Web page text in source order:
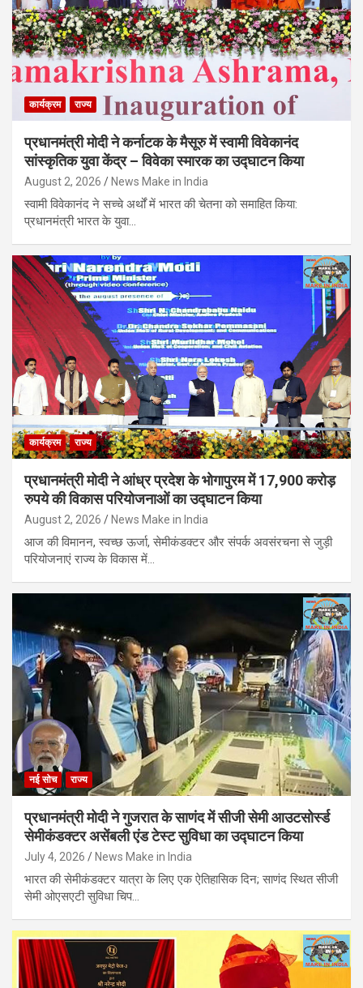
कार्यक्रम राज्य
प्रधानमंत्री मोदी ने कर्नाटक के मैसूरु में स्वामी विवेकानंद
सांस्कृतिक युवा केंद्र – विवेका स्मारक का उद्घाटन किया
August 2, 2026 News Make in India
स्वामी विवेकानंद ने सच्चे अर्थों में भारत की चेतना को समाहित किया:
प्रधानमंत्री भारत के युवा…
कार्यक्रम राज्य
प्रधानमंत्री मोदी ने आंध्र प्रदेश के भोगापुरम में 17,900 करोड़
रुपये की विकास परियोजनाओं का उद्घाटन किया
August 2, 2026 News Make in India
आज की विमानन, स्वच्छ ऊर्जा, सेमीकंडक्टर और संपर्क अवसंरचना से जुड़ी
परियोजनाएं राज्य के विकास में…
नई सोच राज्य
प्रधानमंत्री मोदी ने गुजरात के साणंद में सीजी सेमी आउटसोर्स्ड
सेमीकंडक्टर असेंबली एंड टेस्ट सुविधा का उद्घाटन किया
July 4, 2026 News Make in India
भारत की सेमीकंडक्टर यात्रा के लिए एक ऐतिहासिक दिन; साणंद स्थित सीजी
सेमी ओएसएटी सुविधा चिप…